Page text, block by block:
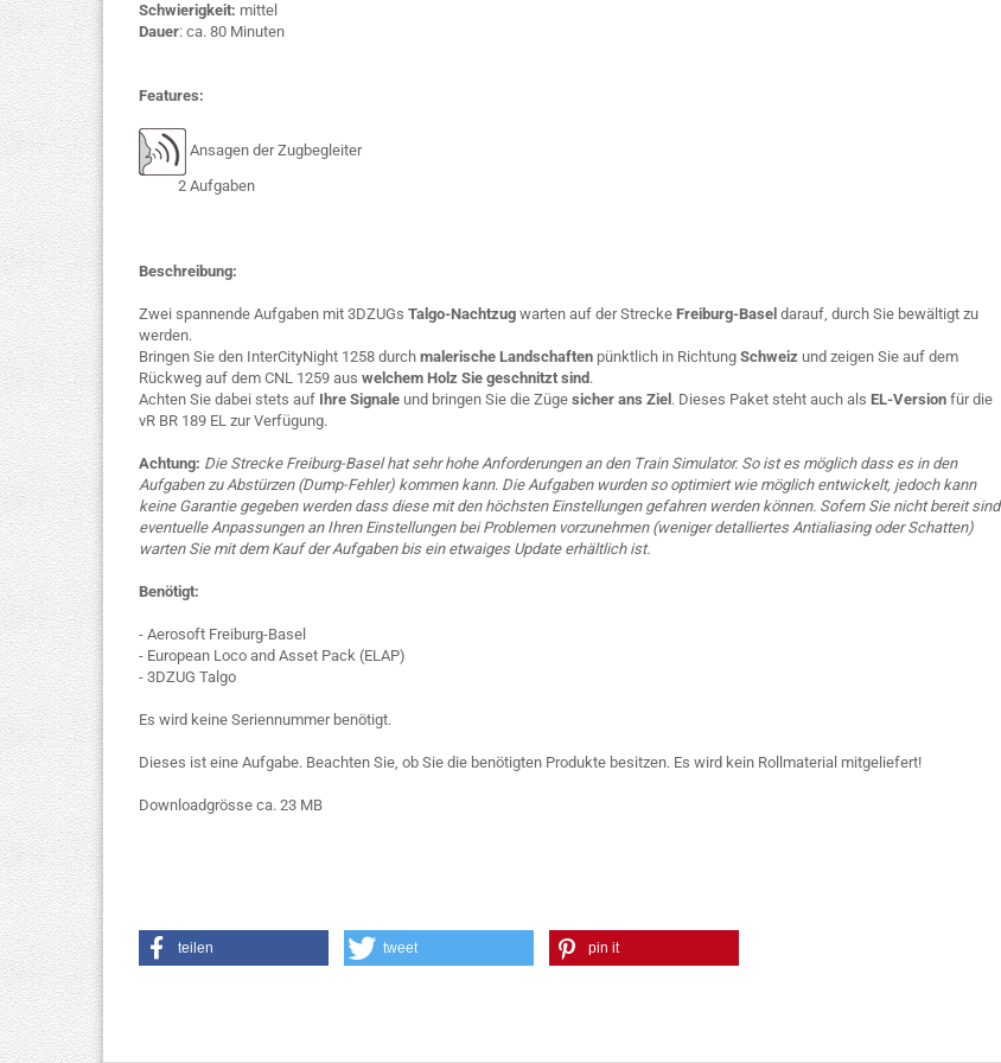
Schwierigkeit: mittel
Dauer: ca. 80 Minuten
Features:
Ansagen der Zugbegleiter
2 Aufgaben
Beschreibung:
Zwei spannende Aufgaben mit 3DZUGs Talgo-Nachtzug warten auf der Strecke Freiburg-Basel darauf, durch Sie bewältigt zu
werden.
Bringen Sie den InterCityNight 1258 durch malerische Landschaften pünktlich in Richtung Schweiz und zeigen Sie auf dem
Rückweg auf dem CNL 1259 aus welchem Holz Sie geschnitzt sind .
Achten Sie dabei stets auf Ihre Signale und bringen Sie die Züge sicher ans Ziel . Dieses Paket steht auch als EL-Version für die
vR BR 189 EL zur Verfügung.
Achtung: Die Strecke Freiburg-Basel hat sehr hohe Anforderungen an den Train Simulator. So ist es möglich dass es in den
Aufgaben zu Abstürzen (Dump-Fehler) kommen kann. Die Aufgaben wurden so optimiert wie möglich entwickelt, jedoch kann
keine Garantie gegeben werden dass diese mit den höchsten Einstellungen gefahren werden können. Sofern Sie nicht bereit sind
eventuelle Anpassungen an Ihren Einstellungen bei Problemen vorzunehmen (weniger detalliertes Antialiasing oder Schatten)
warten Sie mit dem Kauf der Aufgaben bis ein etwaiges Update erhältlich ist.
Benötigt:
- Aerosoft Freiburg-Basel
- European Loco and Asset Pack (ELAP)
- 3DZUG Talgo
Es wird keine Seriennummer benötigt.
Dieses ist eine Aufgabe. Beachten Sie, ob Sie die benötigten Produkte besitzen. Es wird kein Rollmaterial mitgeliefert!
Downloadgrösse ca. 23 MB
teilen tweet pin it